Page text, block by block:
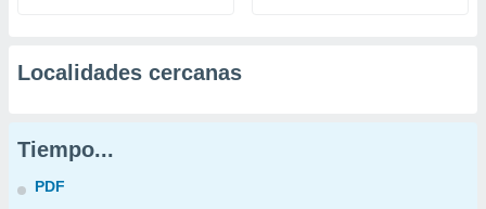
Localidades cercanas
Tiempo...
PDF